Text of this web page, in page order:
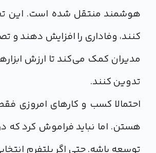
هوشمند منتقل شده است. این
مدیران کمک می‌کند تا ارزش
تدوین کنند.
هستن. اما نباید فراموش کرد که
توسعه باشه. حتی اگر پلتفرم